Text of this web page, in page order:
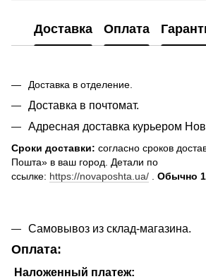
Доставка Оплата
Доставка в отделение.
Доставка в почтомат.
Адресная доставка курьером
Сроки доставки: согласно сроков
Пошта» в ваш город. Детали по
ссылке: https://novaposhta.ua/ Обычно
Самовывоз из склад-магазина.
Оплата:
Наложенный платеж: